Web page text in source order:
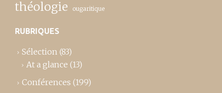
théologie ougaritique
RUBRIQUES
Sélection (83)
At a glance (13)
Conférences (199)